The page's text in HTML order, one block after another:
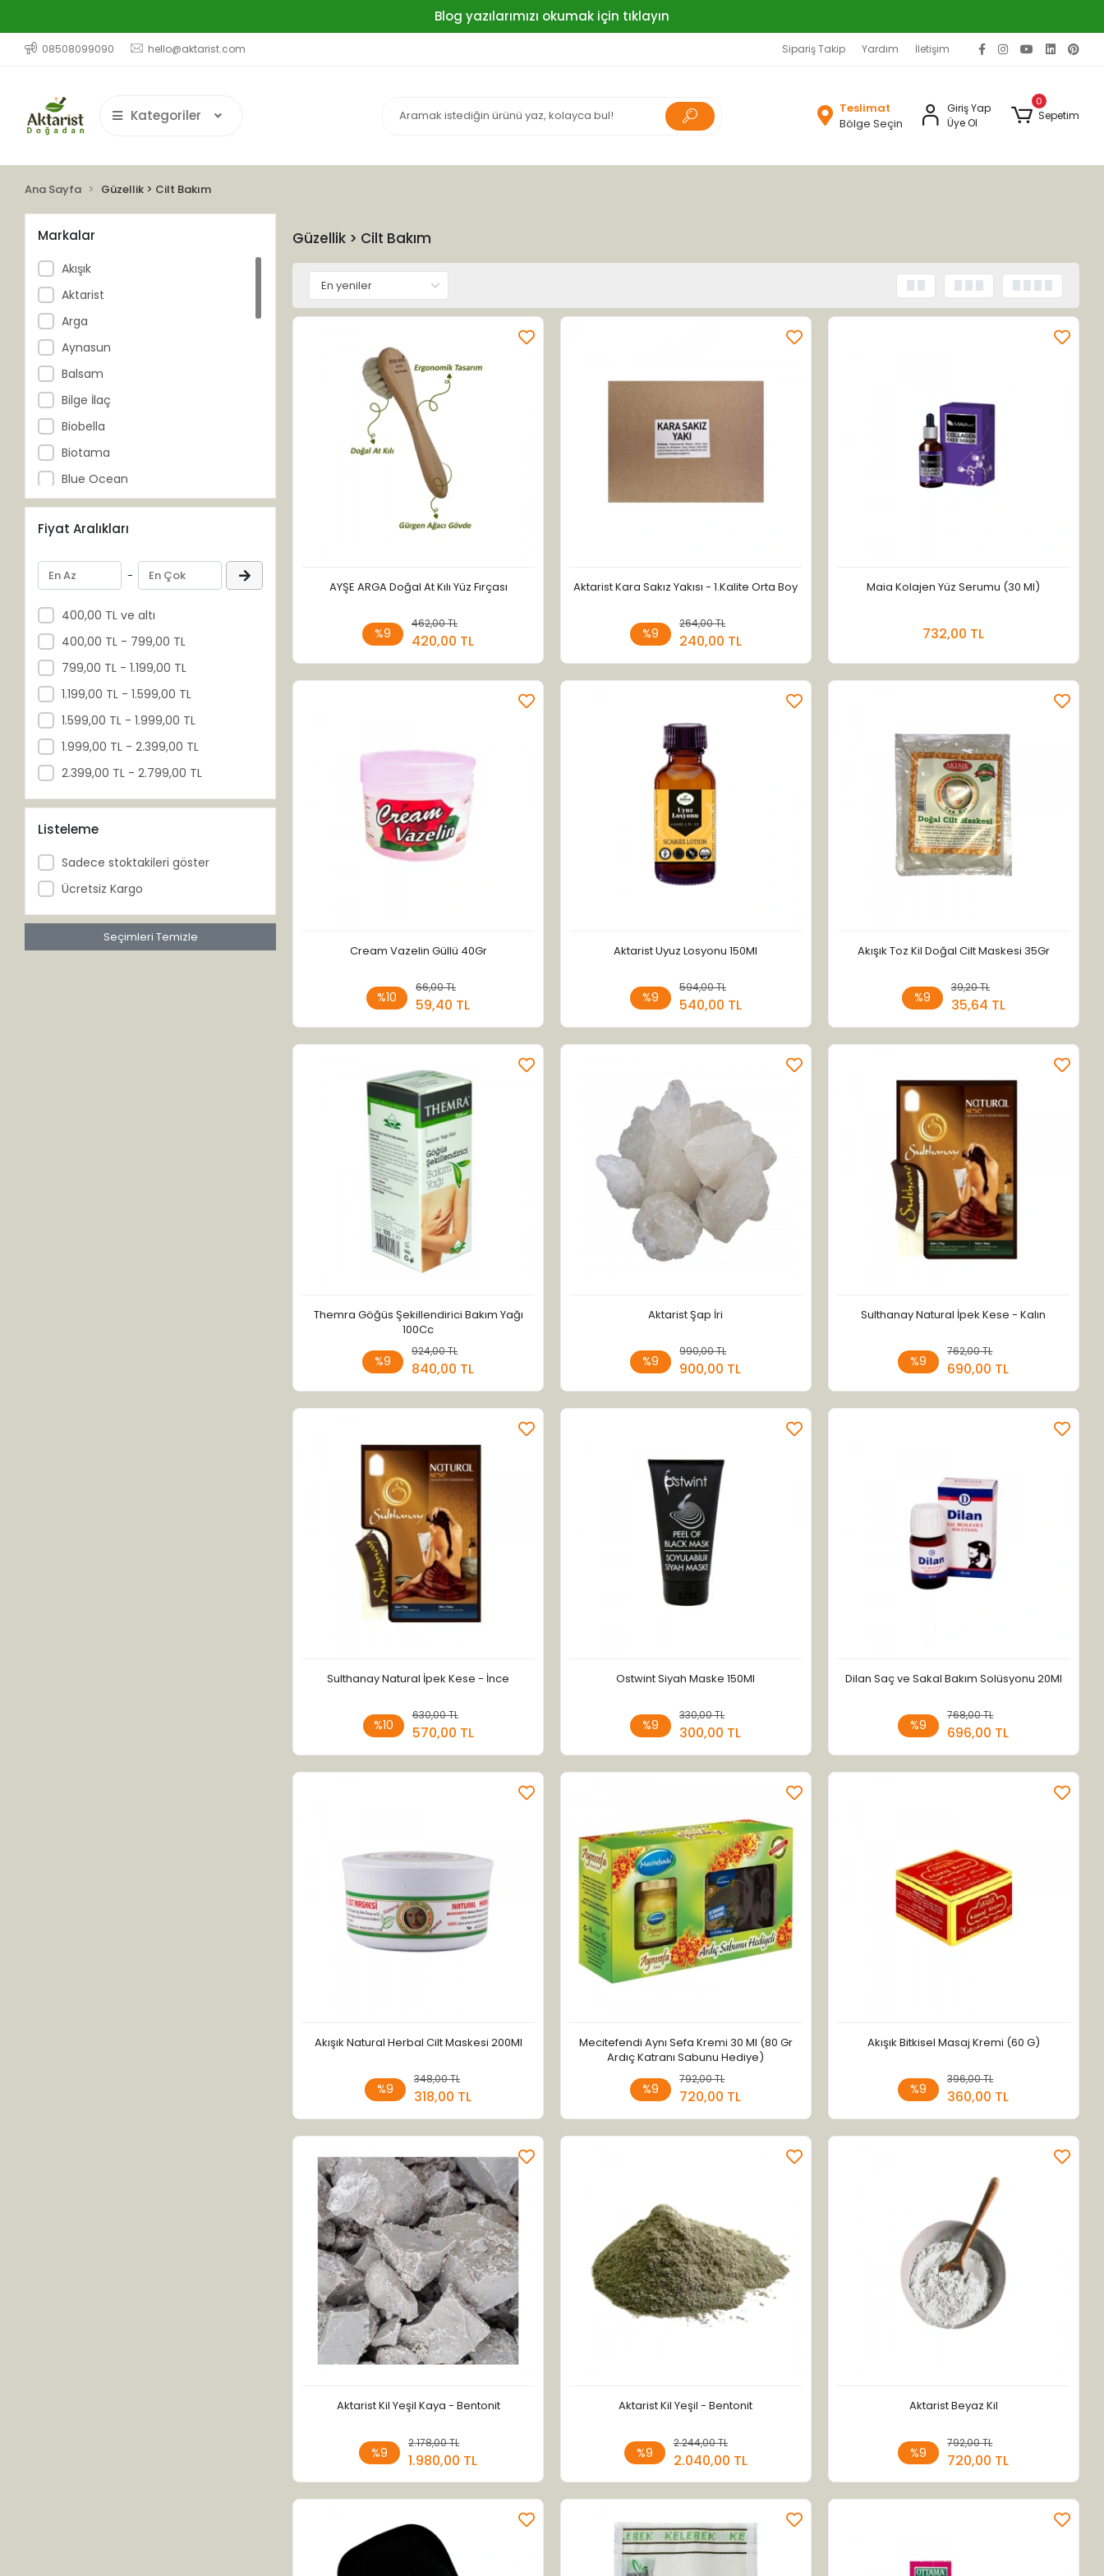
Blog yazılarımızı okumak için tıklayın
08508099090 hello@aktarist.com Sipariş Takip Yardım İletişim
Kategoriler
Teslimat
Bölge Seçin
Giriş Yap
Üye Ol
0
Sepetim
Ana Sayfa Güzellik > Cilt Bakım
Markalar
Akışık
Aktarist
Arga
Aynasun
Balsam
Bilge İlaç
Biobella
Biotama
Blue Ocean
Clemy
Cream
DermaDerm
Dilan
Doğan
Dr. Rena Dermo
Eyüp Sabri Tuncer
Fitozen
Garlex
Gülbirlik
Hekimhan
Kelebek
Ostwint
Phytoflora
Fiyat Aralıkları
-
400,00 TL ve altı
400,00 TL - 799,00 TL
799,00 TL - 1.199,00 TL
1.199,00 TL - 1.599,00 TL
1.599,00 TL - 1.999,00 TL
1.999,00 TL - 2.399,00 TL
2.399,00 TL - 2.799,00 TL
Listeleme
Sadece stoktakileri göster
Ücretsiz Kargo
Seçimleri Temizle
Güzellik > Cilt Bakım
AYŞE ARGA Doğal At Kılı Yüz Fırçası
%9
462,00 TL
420,00 TL
Sepete Ekle
Aktarist Kara Sakız Yakısı - 1.Kalite Orta Boy
%9
264,00 TL
240,00 TL
Sepete Ekle
Maia Kolajen Yüz Serumu (30 Ml)
732,00 TL
Cream Vazelin Güllü 40Gr
%10
66,00 TL
59,40 TL
Sepete Ekle
Aktarist Uyuz Losyonu 150Ml
%9
594,00 TL
540,00 TL
Sepete Ekle
Akışık Toz Kil Doğal Cilt Maskesi 35Gr
%9
39,20 TL
35,64 TL
Sepete Ekle
Themra Göğüs Şekillendirici Bakım Yağı
100Cc
%9
924,00 TL
840,00 TL
Sepete Ekle
Aktarist Şap İri
%9
990,00 TL
900,00 TL
Sepete Ekle
Sulthanay Natural İpek Kese - Kalın
%9
762,00 TL
690,00 TL
Sepete Ekle
Sulthanay Natural İpek Kese - İnce
%10
630,00 TL
570,00 TL
Sepete Ekle
Ostwint Siyah Maske 150Ml
%9
330,00 TL
300,00 TL
Sepete Ekle
Dilan Saç ve Sakal Bakım Solüsyonu 20Ml
%9
768,00 TL
696,00 TL
Sepete Ekle
Akışık Natural Herbal Cilt Maskesi 200Ml
%9
348,00 TL
318,00 TL
Sepete Ekle
Mecitefendi Aynı Sefa Kremi 30 Ml (80 Gr
Ardıç Katranı Sabunu Hediye)
%9
792,00 TL
720,00 TL
Sepete Ekle
Akışık Bitkisel Masaj Kremi (60 G)
%9
396,00 TL
360,00 TL
Sepete Ekle
Aktarist Kil Yeşil Kaya - Bentonit
%9
2.178,00 TL
1.980,00 TL
Sepete Ekle
Aktarist Kil Yeşil - Bentonit
%9
2.244,00 TL
2.040,00 TL
Sepete Ekle
Aktarist Beyaz Kil
%9
792,00 TL
720,00 TL
Sepete Ekle